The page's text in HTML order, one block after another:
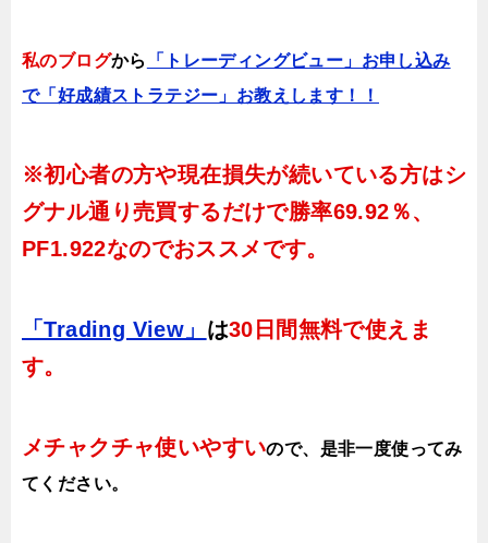
私のブログから
「トレーディングビュー」お申し込み
で「好成績ストラテジー」お教えします！！
※初心者の方や現在損失が続いている方はシ
グナル通り売買するだけで勝率69.92％、
PF1.922なのでおススメです。
「Trading View」 は30日間無料で使えま
す。
メチャクチャ使いやすいので、 是非一度使ってみ
てください。